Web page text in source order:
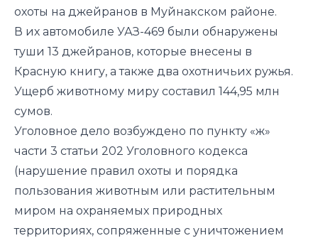
охоты на джейранов в Муйнакском районе.
В их автомобиле УАЗ-469 были обнаружены
туши 13 джейранов, которые внесены в
Красную книгу, а также два охотничьих ружья.
Ущерб животному миру составил 144,95 млн
сумов.
Уголовное дело возбуждено по пункту «ж»
части 3 статьи 202 Уголовного кодекса
(нарушение правил охоты и порядка
пользования животным или растительным
миром на охраняемых природных
территориях, сопряженные с уничтожением